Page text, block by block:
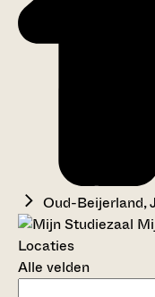
Oud-Beijerland,
Locaties
Alle velden